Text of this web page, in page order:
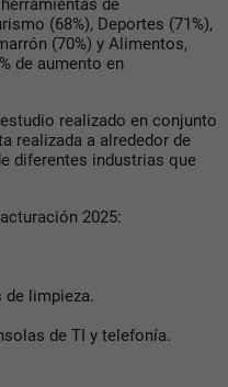
de
(68%), Deportes (71%),
(70%) y Alimentos,
de aumento en
realizado en conjunto
realizada a alrededor de
diferentes industrias que
2025:
limpieza.
de TI y telefonía.